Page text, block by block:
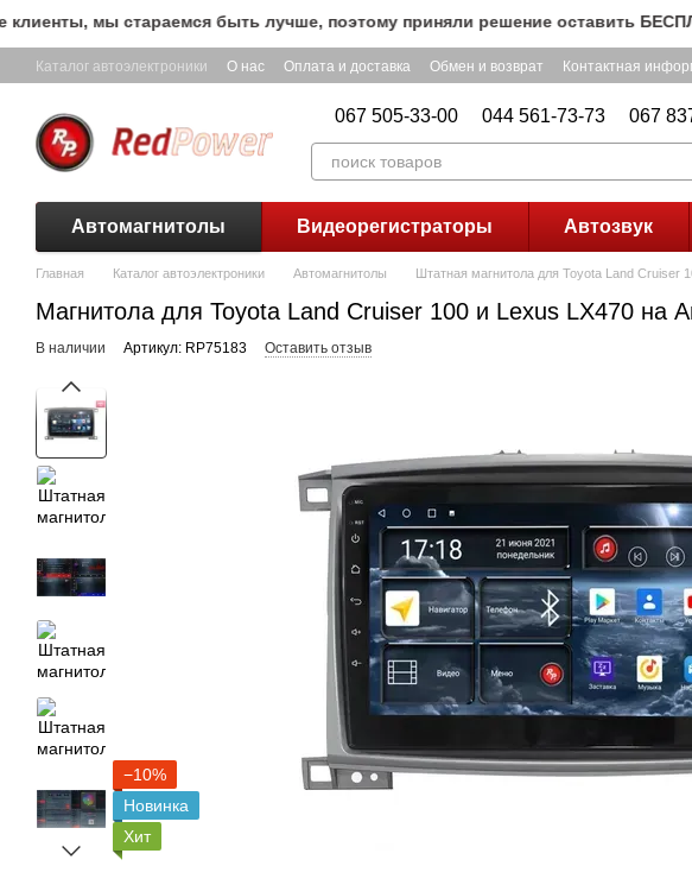
Перейти к основному контенту
мы стараемся быть лучше, поэтому приняли решение оставить
Каталог автоэлектроники О нас Оплата и доставка Обмен и возврат Контактная
067 505-33-00 044 561-73-73 067
Автомагнитолы Видеорегистраторы Автозвук
Главная Каталог автоэлектроники Автомагнитолы Штатная магнитола для Toyota Land Cruiser
Магнитола для Toyota Land Cruiser 100 и Lexus LX470 на
В наличии Артикул: RP75183 Оставить отзыв
−10%
Новинка
Хит